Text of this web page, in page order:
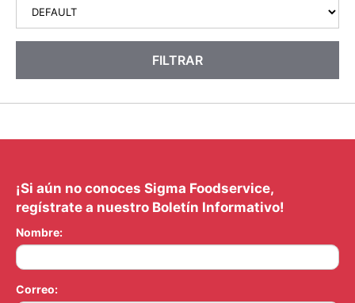
FILTRAR
¡Si aún no conoces Sigma Foodservice,
regístrate a nuestro Boletín Informativo!
Nombre:
Correo: